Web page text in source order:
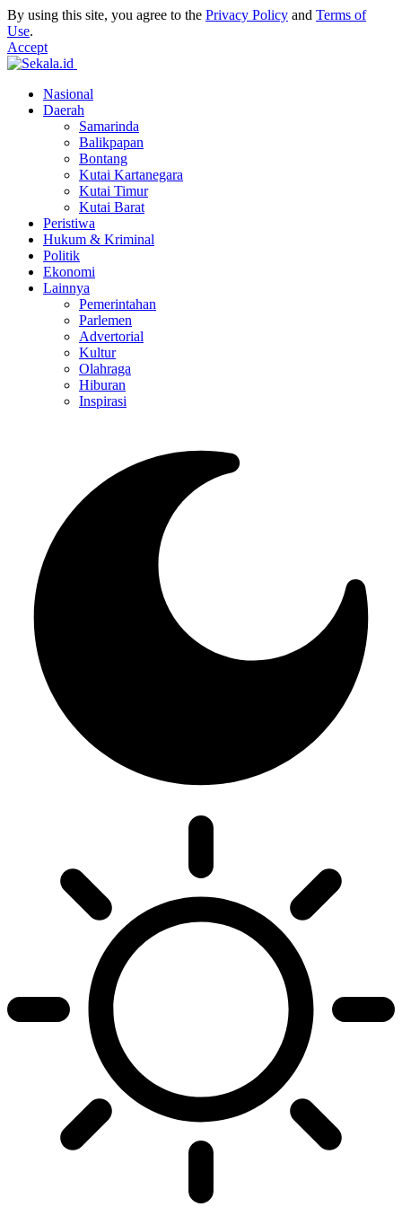
By using this site, you agree to the Privacy Policy and Terms of
Use.
Accept
Nasional
Daerah
Samarinda
Balikpapan
Bontang
Kutai Kartanegara
Kutai Timur
Kutai Barat
Peristiwa
Hukum & Kriminal
Politik
Ekonomi
Lainnya
Pemerintahan
Parlemen
Advertorial
Kultur
Olahraga
Hiburan
Inspirasi